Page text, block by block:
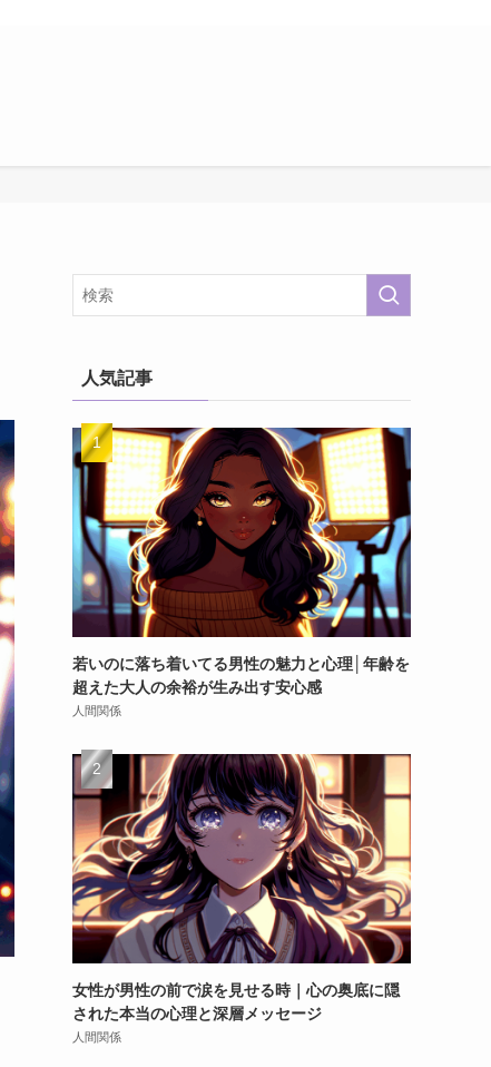
人気記事
若いのに落ち着いてる男性の魅力と心理│年齢を
超えた大人の余裕が生み出す安心感
人間関係
女性が男性の前で涙を見せる時｜心の奥底に隠
された本当の心理と深層メッセージ
人間関係